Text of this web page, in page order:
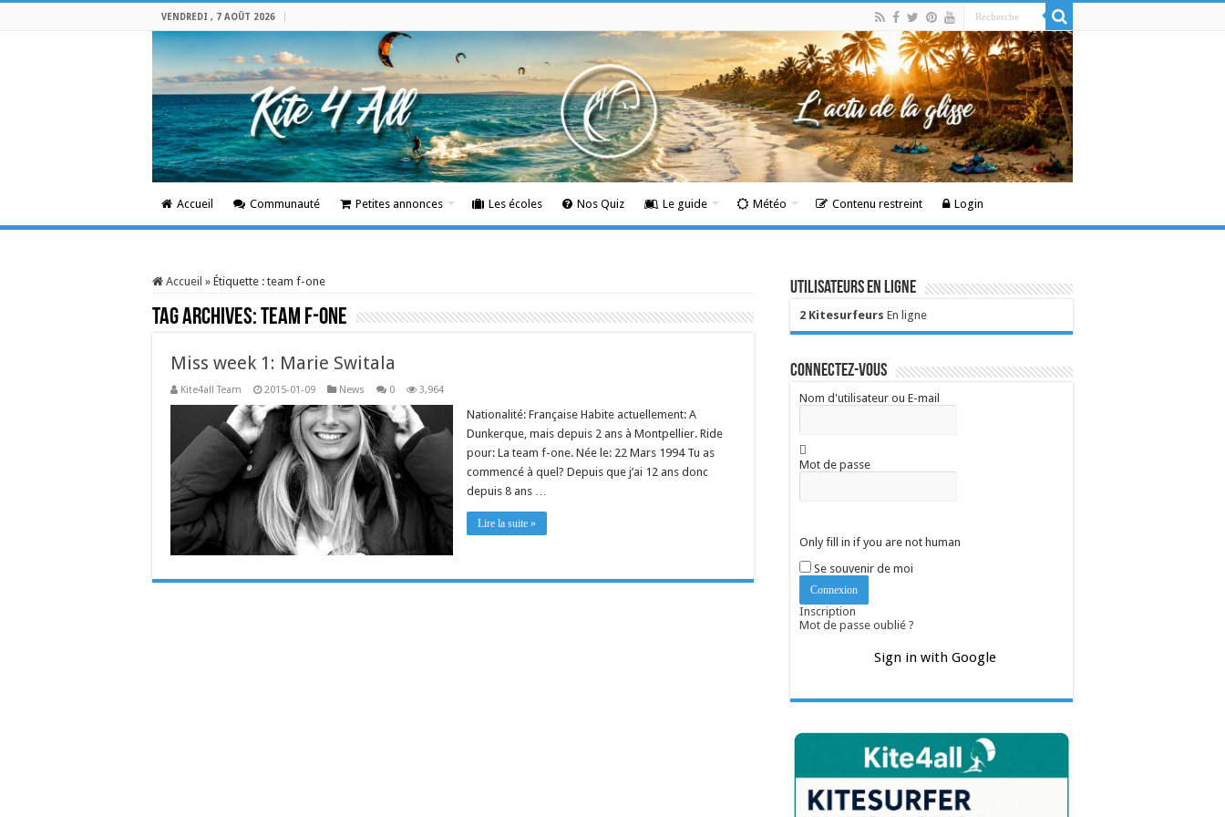
VENDREDI , 7 AOÛT 2026
Accueil Communauté Petites annonces Les écoles Nos Quiz Le guide Météo Contenu restreint Login
Accueil » Étiquette : team f-one
Tag Archives:team f-one
Miss week 1: Marie Switala
Kite4all Team 2015-01-09 News 0 3,964
Nationalité: Française Habite actuellement: A
Dunkerque, mais depuis 2 ans à Montpellier. Ride
pour: La team f-one. Née le: 22 Mars 1994 Tu as
commencé à quel? Depuis que j’ai 12 ans donc
depuis 8 ans …
Lire la suite »
Utilisateurs en ligne
2 Kitesurfeurs En ligne
Connectez-vous
Nom d'utilisateur ou E-mail
Mot de passe
Only fill in if you are not human
Se souvenir de moi
Inscription
Mot de passe oublié ?
Sign in with Google